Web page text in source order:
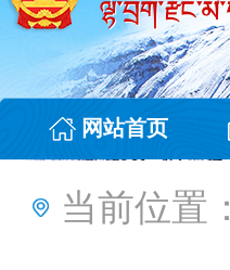
网站首页
当前位置：